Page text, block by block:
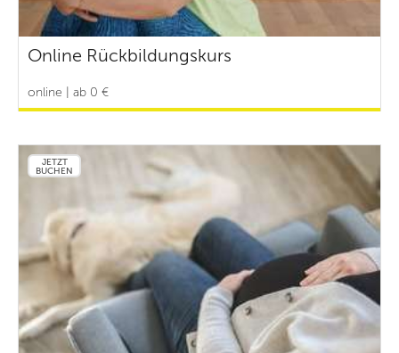
Online Rückbildungskurs
online | ab 0 €
JETZT
BUCHEN